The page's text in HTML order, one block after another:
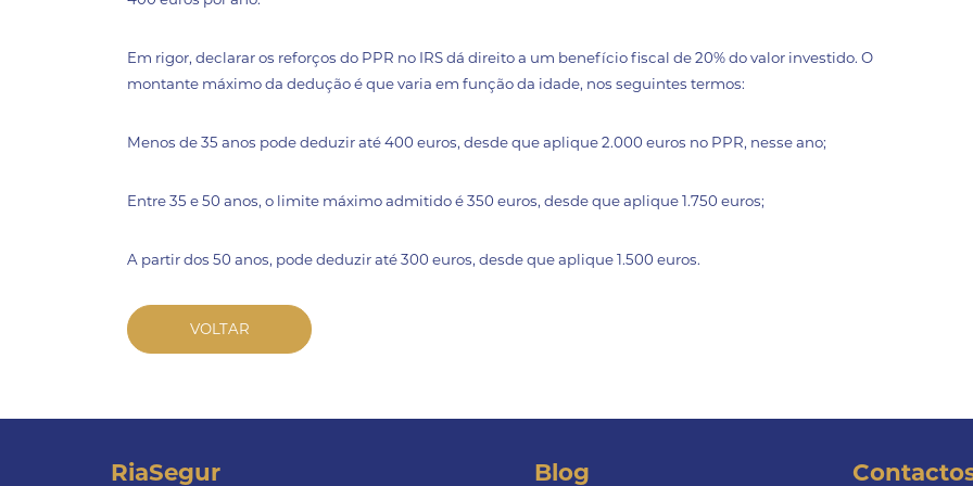
Em rigor, declarar os reforços do PPR no IRS dá direito a um benefício fiscal de 20% do valor investido. O
montante máximo da dedução é que varia em função da idade, nos seguintes termos:
Menos de 35 anos pode deduzir até 400 euros, desde que aplique 2.000 euros no PPR, nesse ano;
Entre 35 e 50 anos, o limite máximo admitido é 350 euros, desde que aplique 1.750 euros;
A partir dos 50 anos, pode deduzir até 300 euros, desde que aplique 1.500 euros.
VOLTAR
RiaSegur Blog